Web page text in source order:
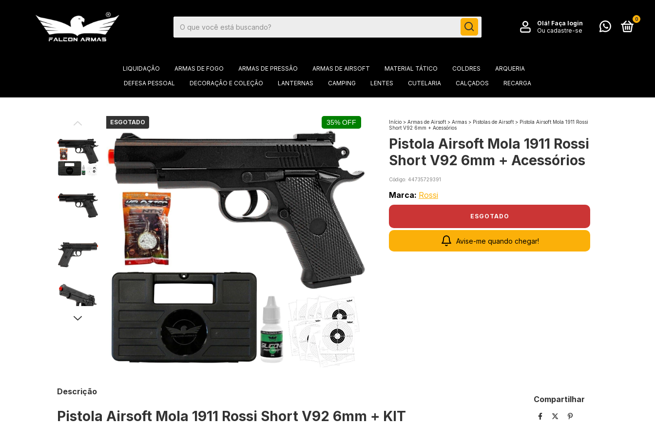
Olá! Faça login
Ou cadastre-se
0
LIQUIDAÇÃO ARMAS DE FOGO ARMAS DE PRESSÃO ARMAS DE AIRSOFT MATERIAL TÁTICO COLDRES
ARQUERIA
DEFESA PESSOAL
DECORAÇÃO E COLEÇÃO LANTERNAS CAMPING LENTES CUTELARIA CALÇADOS RECARGA
ESGOTADO 35% OFF Início > Armas de Airsoft > Armas > Pistolas de Airsoft > Pistola Airsoft Mola 1911 Rossi
Short V92 6mm + Acessórios
Pistola Airsoft Mola 1911 Rossi
Short V92 6mm + Acessórios
Código: 44735729391
Marca: Rossi
Avise-me quando chegar!
Descrição
Pistola Airsoft Mola 1911 Rossi Short V92 6mm + KIT
Compartilhar